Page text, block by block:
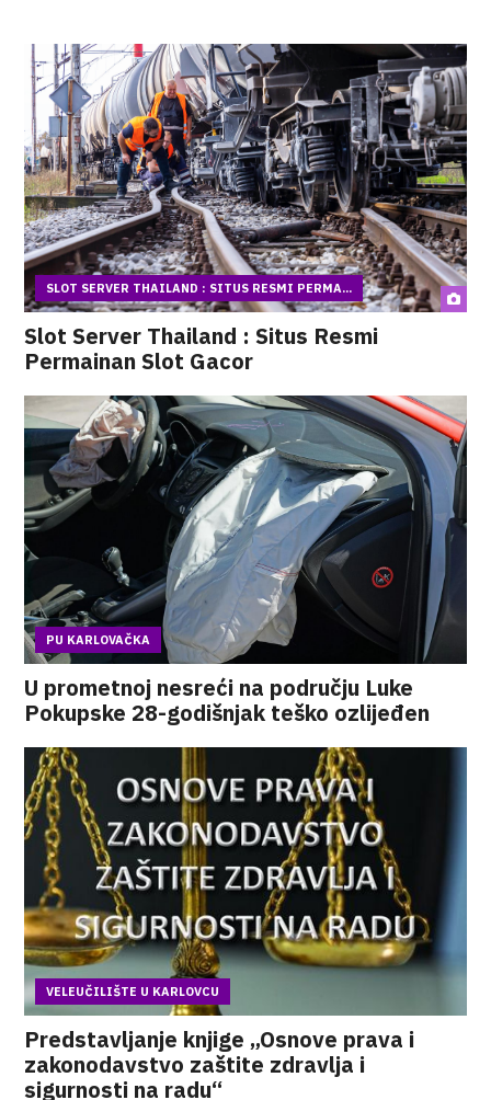
SLOT SERVER THAILAND : SITUS RESMI PERMA...
Slot Server Thailand : Situs Resmi
Permainan Slot Gacor
PU KARLOVAČKA
U prometnoj nesreći na području Luke
Pokupske 28-godišnjak teško ozlijeđen
VELEUČILIŠTE U KARLOVCU
Predstavljanje knjige „Osnove prava i
zakonodavstvo zaštite zdravlja i
sigurnosti na radu“